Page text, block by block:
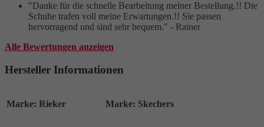
"Danke für die schnelle Bearbeitung meiner Bestellung.!! Die
Schuhe trafen voll meine Erwartungen.!! Sie passen
hervorragend und sind sehr bequem." - Rainer
Alle Bewertungen anzeigen
Hersteller Informationen
Marke: Rieker Marke: Skechers